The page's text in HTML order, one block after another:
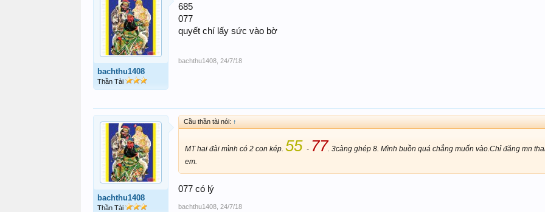
bachthu1408
Thần Tài
685
077
quyết chí lấy sức vào bờ
bachthu1408 24/7/18
bachthu1408
Thần Tài
Cầu thần tài nói: ↑
MT hai đài mình có 2 con kép. 55 - 77. 3càng ghép 8. Mình buồn quá chẳng muốn vào.Chỉ đăng mn
em.
077 có lý
bachthu1408 24/7/18